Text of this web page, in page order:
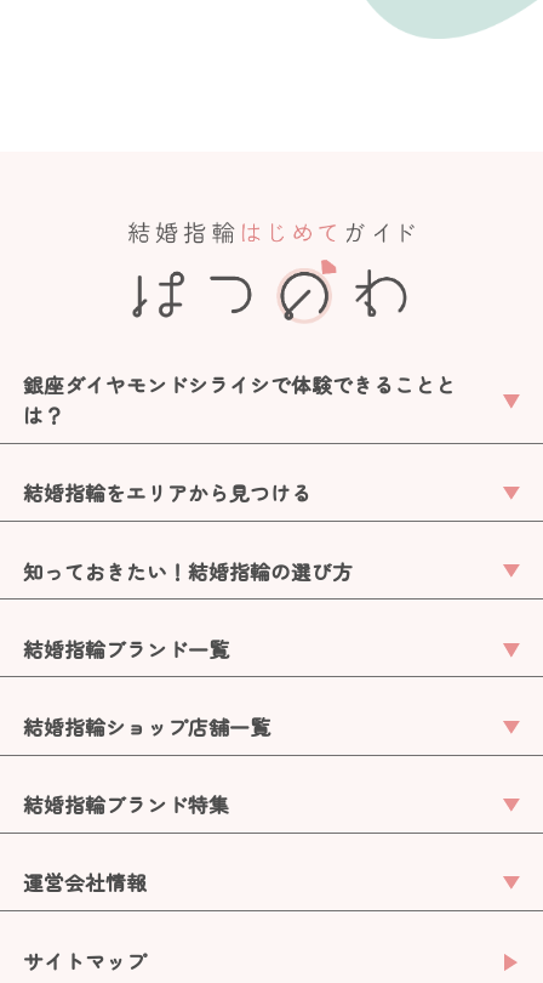
銀座ダイヤモンドシライシで体験できることと
は？
結婚指輪をエリアから見つける
知っておきたい！結婚指輪の選び方
結婚指輪ブランド一覧
結婚指輪ショップ店舗一覧
結婚指輪ブランド特集
運営会社情報
サイトマップ